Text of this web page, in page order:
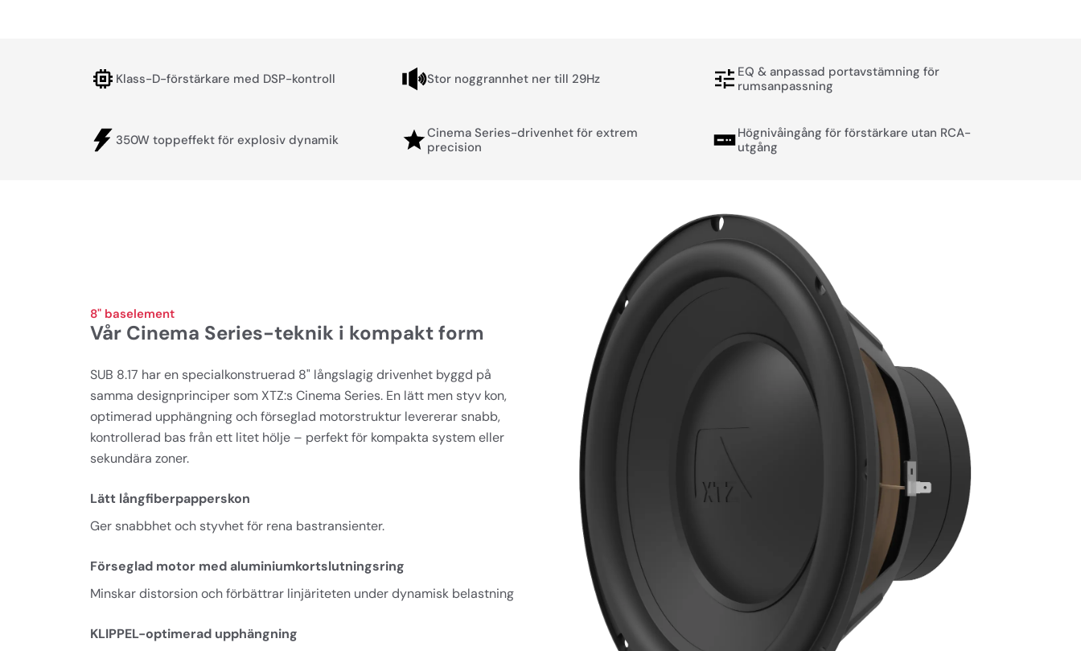
Klass-D-förstärkare med DSP-kontroll Stor noggrannhet ner till 29Hz
EQ & anpassad portavstämning för
rumsanpassning
350W toppeffekt för explosiv dynamik
Cinema Series-drivenhet för extrem
precision
Högnivåingång för förstärkare utan RCA-
utgång
8" baselement
Vår Cinema Series-teknik i kompakt form
SUB 8.17 har en specialkonstruerad 8" långslagig drivenhet byggd på
samma designprinciper som XTZ:s Cinema Series. En lätt men styv kon,
optimerad upphängning och förseglad motorstruktur levererar snabb,
kontrollerad bas från ett litet hölje – perfekt för kompakta system eller
sekundära zoner.
Lätt långfiberpapperskon
Ger snabbhet och styvhet för rena bastransienter.
Förseglad motor med aluminiumkortslutningsring
Minskar distorsion och förbättrar linjäriteten under dynamisk belastning
KLIPPEL-optimerad upphängning